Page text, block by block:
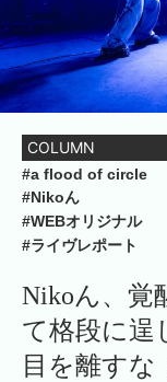
COLUMN
#a flood of circle
#Nikoん
#WEBオリジナル
#ライヴレポート
Nikoん、
て格段に逞
目を離すな